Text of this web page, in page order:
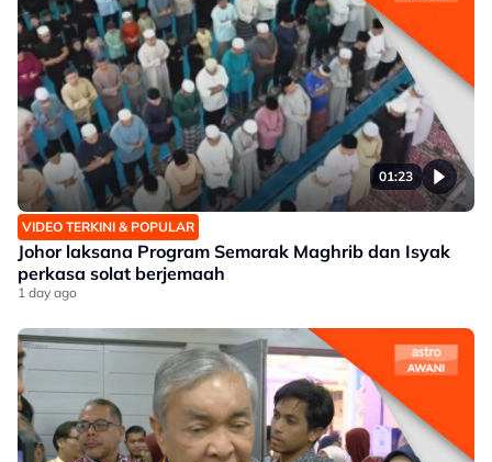
01:23
VIDEO TERKINI & POPULAR
Johor laksana Program Semarak Maghrib dan Isyak
perkasa solat berjemaah
1 day ago